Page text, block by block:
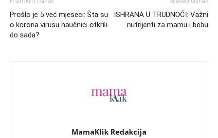
Prošlo je 5 već mjeseci: Šta su
o korona virusu naučnici otkrili
do sada?
ISHRANA U TRUDNOĆI: Važni
nutrijenti za mamu i bebu
MamaKlik Redakcija